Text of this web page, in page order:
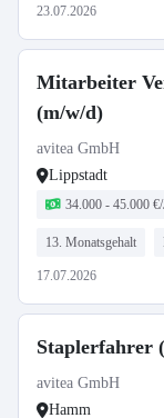
23.07.2026
Mitarbeiter
(m/w/d)
avitea GmbH
Lippstadt
34.000 - 45.000
13. Monatsgehalt
17.07.2026
Staplerfahrer
avitea GmbH
Hamm